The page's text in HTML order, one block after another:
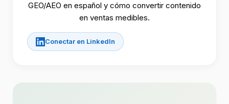
GEO/AEO en español y cómo convertir contenido
en ventas medibles.
Conectar en LinkedIn